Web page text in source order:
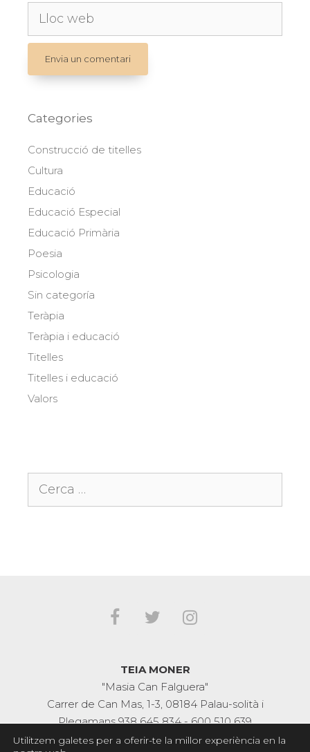
Lloc
web
Categories
Construcció de titelles
Cultura
Educació
Educació Especial
Educació Primària
Poesia
Psicologia
Sin categoría
Teràpia
Teràpia i educació
Titelles
Titelles i educació
Valors
TEIA MONER
"Masia Can Falguera"
Carrer de Can Mas, 1-3, 08184 Palau-solità i
Plegamans938 645 834-600 510 639
Utilitzem galetes per a oferir-te la millor experiència en la